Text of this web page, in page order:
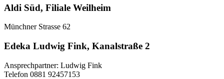
Aldi Süd, Filiale Weilheim
Münchner Strasse 62
Edeka Ludwig Fink, Kanalstraße 2
Ansprechpartner: Ludwig Fink
Telefon 0881 92457153